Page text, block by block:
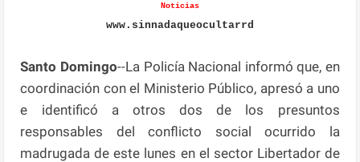
Noticias
www.sinnadaqueocultarrd
Santo Domingo--La Policía Nacional informó que, en
coordinación con el Ministerio Público, apresó a uno
e identificó a otros dos de los presuntos
responsables del conflicto social ocurrido la
madrugada de este lunes en el sector Libertador de